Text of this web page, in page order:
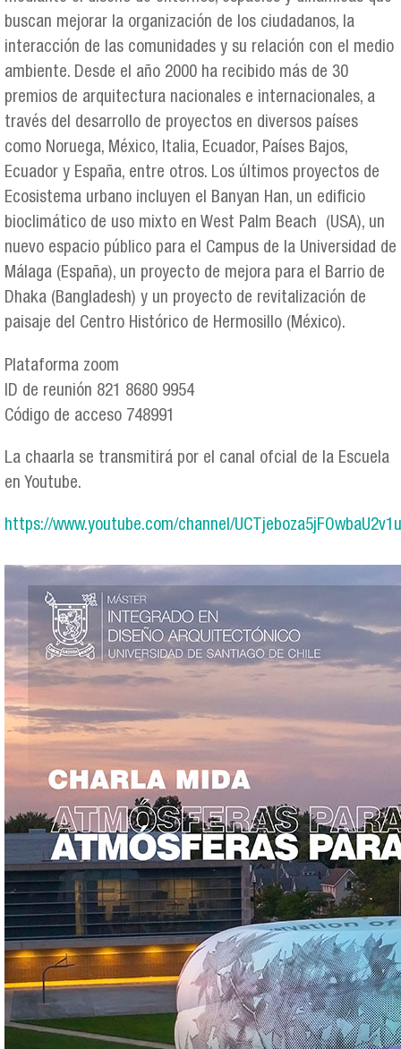
buscan mejorar la organización de los ciudadanos, la
interacción de las comunidades y su relación con el medio
ambiente. Desde el año 2000 ha recibido más de 30
premios de arquitectura nacionales e internacionales, a
través del desarrollo de proyectos en diversos países
como Noruega, México, Italia, Ecuador, Países Bajos,
Ecuador y España, entre otros. Los últimos proyectos de
Ecosistema urbano incluyen el Banyan Han, un edificio
bioclimático de uso mixto en West Palm Beach (USA), un
nuevo espacio público para el Campus de la Universidad de
Málaga (España), un proyecto de mejora para el Barrio de
Dhaka (Bangladesh) y un proyecto de revitalización de
paisaje del Centro Histórico de Hermosillo (México).
Plataforma zoom
ID de reunión 821 8680 9954
Código de acceso 748991
La chaarla se transmitirá por el canal ofcial de la Escuela
en Youtube.
https://www.youtube.com/channel/
03_charla_mida_.jpg